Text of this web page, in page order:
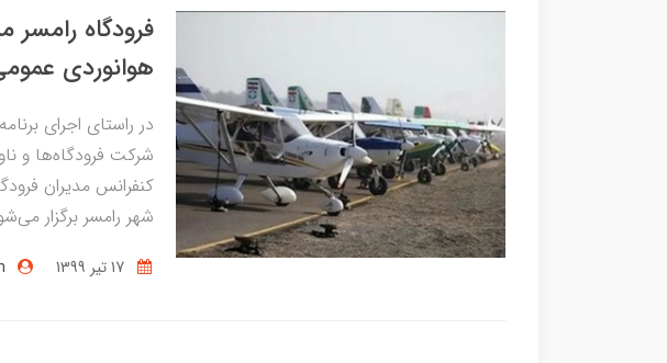
فرودگاه رامسر
هوانوردی
در راستای اجرای
شرکت فرودگاه‌ها و
شهر رامسر برگزار